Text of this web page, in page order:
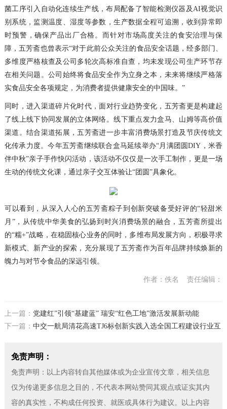
菌工序引入自动化连续生产线，布局配备了智能检测仪器及AI视觉识
别系统，监测温度、湿度等参数，生产数据全程可追溯，收到异常即
时预警，确保产品出厂合格。而针对市场高度关注的食安治理与保
障，五芳斋也曾表示“对于此前公众关注的食品安全话题，经多部门、
多维度严格核查及公司多轮次高标准自查，均未发现公司生产环节存
在相关问题。公司始终将食品安全作为立身之本，未来将继续严格落
实食品安全各项规定，为消费者提供健康安全的中国味。”
同时，进入渠道碎片化时代，面对行业趋势变化，五芳斋更是构建起
了线上线下协同发展的立体网络。线下重点发力盒马、山姆等高价值
渠道。结合渠道拓展，五芳斋进一步丰富消费场景打造及节庆传统文
化传承力度。今年五芳斋继续联合盒马延续举办“月满团圆DIY，米香
伴中秋”亲子手作快闪活动，该活动不仅仅是一次手工制作，更是一场
生动的传统文化课，通过亲子交互体验让“团圆”具象化。
可以看到，从深入人心的五芳斋粽子到创新突破备受好评的“轻甜米
月”，从传统中华美食的弘扬到时兴消费场景的融合，五芳斋所提出
的“糯+”战略，在稳固核心业务的同时，多维布局发展方向，积极寻求
新模式、新产业的探索，充分展现了五芳斋作为百年品牌持续焕新的
魄力与对节令食品的深远引领。
作者：佚名 责任编辑：
上一篇： 党建红”引领“基建蓝” 瑞安“红色工地”激活发展新动能
下一篇： 中交一航局清花高速TJ6标创新实践入选全国工程建设行业互
免责声明：
免责声明：以上内容转自其他媒体或为企业宣传文章，相关信息
仅为传递更多信息之目的，不代表本网站赞同其观点或证实其内
容的真实性，不构成任何投资、就医或具体行为建议。以上内容